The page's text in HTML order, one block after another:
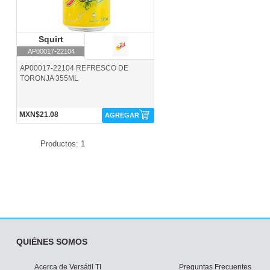
Squirt
AP00017-22104
AP00017-22104 REFRESCO DE
TORONJA 355ML
MXN$21.08 AGREGAR
Productos: 1
QUIÉNES SOMOS
Acerca de Versátil TI Preguntas Frecuentes